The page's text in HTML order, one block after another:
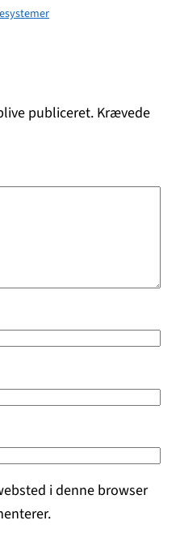
publiceret. Krævede
i denne browser